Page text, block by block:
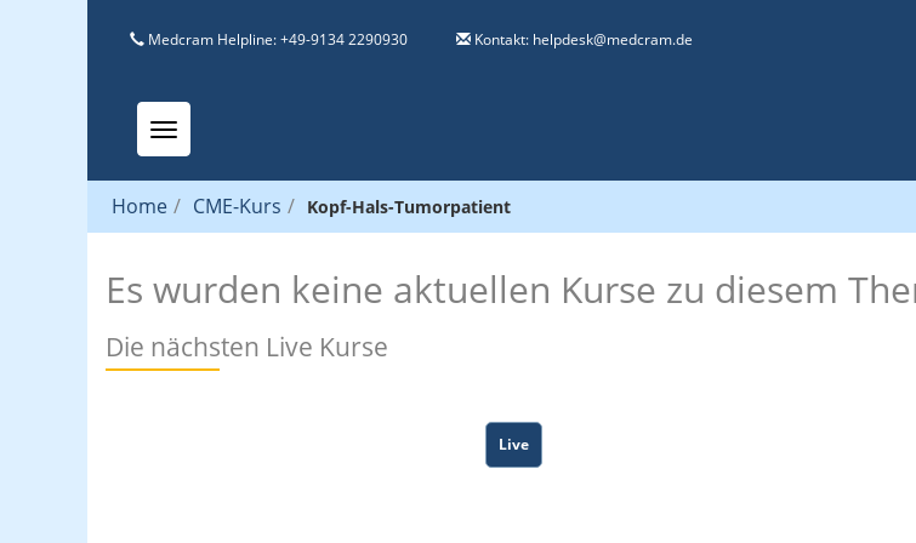
Medcram Helpline: +49-9134 2290930 Kontakt: helpdesk@medcram.de
Toggle navigation
Home / CME-Kurs / Kopf-Hals-Tumorpatient
Es wurden keine aktuellen Kurse zu diesem
Die nächsten Live Kurse
Live